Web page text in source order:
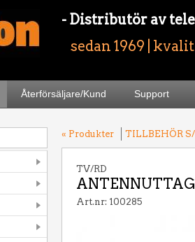
- Distributör av
sedan 1969 |
Återförsäljare/Kund Support
« Produkter TILLBEHÖR
TV/RD
Art.nr: 100285